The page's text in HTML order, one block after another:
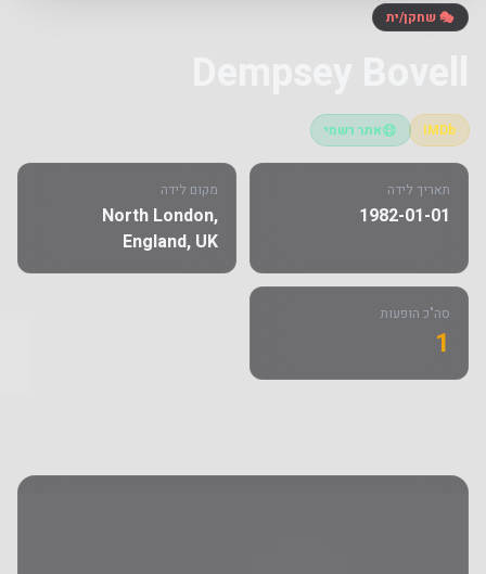
🎭 שחקן/ית
IMDb אתר רשמי
תאריך לידה
1982-01-01
מקום לידה
North London,
England, UK
סה"כ הופעות
1